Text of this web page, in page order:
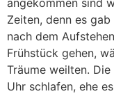
angekommen sind
Zeiten, denn es
nach dem
Frühstück gehen,
Träume weilten.
Uhr schlafen, ehe